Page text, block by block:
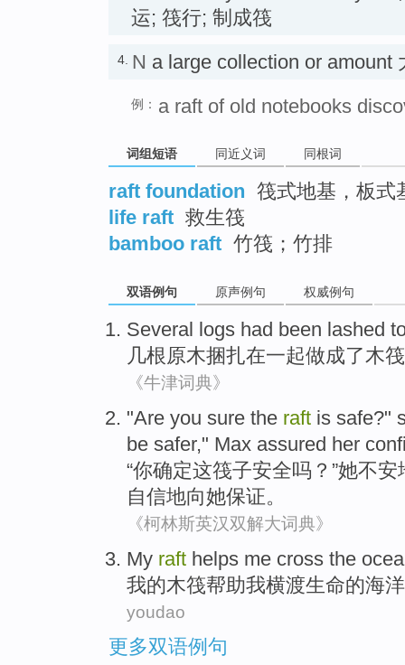
运; 筏行; 制成筏
4. N a large collection or amount
例： a raft of old notebooks
词组短语 同近义词 同根词
raft foundation 筏式地基，板式
life raft 救生筏
bamboo raft 竹筏；竹排
双语例句 原声例句 权威例句
Several logs had been lashed
几根原木捆扎在一起做成了木筏
《牛津词典》
"Are you sure the raft is safe?"
be safer," Max assured her
“你确定这筏子安全吗？”她不安
自信地向她保证。
《柯林斯英汉双解大词典》
My raft helps me cross the
我的木筏帮助我横渡生命的海洋
youdao
更多双语例句